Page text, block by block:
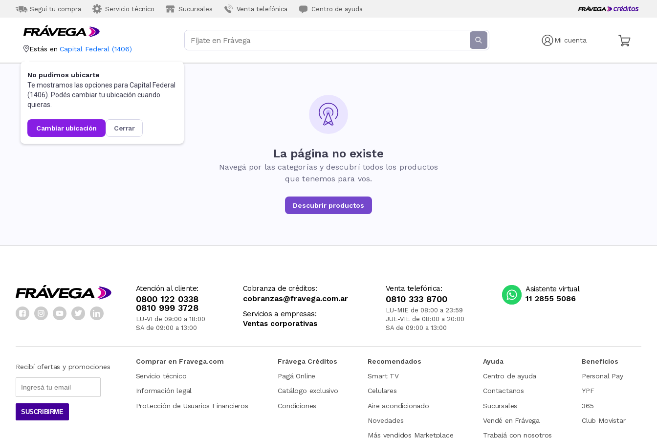
Seguí tu compra Servicio técnico Sucursales Venta telefónica Centro de ayuda
Mi cuenta
Estás en Capital Federal (1406)
No pudimos ubicarte
Te mostramos las opciones para Capital Federal
(1406). Podés cambiar tu ubicación cuando
quieras.
cambiar ubicación cerrar
La página no existe
Navegá por las categorías y descubrí todos los productos
que tenemos para vos.
Descubrir productos
Atención al cliente:
0800 122 0338
0810 999 3728
LU-VI de 09:00 a 18:00
SA de 09:00 a 13:00
Cobranza de créditos:
cobranzas@fravega.com.ar
Servicios a empresas:
Ventas corporativas
Venta telefónica:
0810 333 8700
LU-MIE de 08:00 a 23:59
JUE-VIE de 08:00 a 20:00
SA de 09:00 a 13:00
Asistente virtual
11 2855 5086
Recibí ofertas y promociones
SUSCRIBIRME
Comprar en Fravega.com
Servicio técnico
Información legal
Protección de Usuarios Financieros
Frávega Créditos
Pagá Online
Catálogo exclusivo
Condiciones
Recomendados
Smart TV
Celulares
Aire acondicionado
Novedades
Más vendidos Marketplace
Ayuda
Centro de ayuda
Contactanos
Sucursales
Vendé en Frávega
Trabajá con nosotros
Beneficios
Personal Pay
YPF
365
Club Movistar